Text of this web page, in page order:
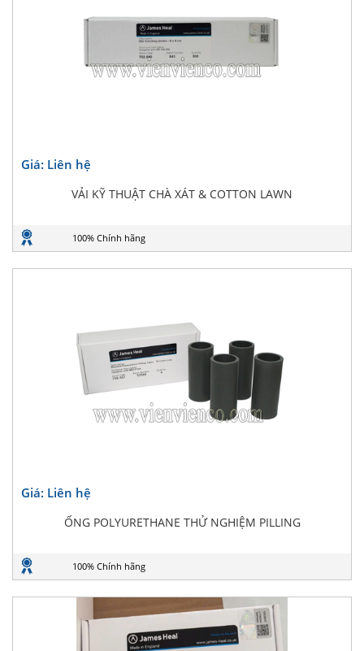
Giá: Liên hệ
VẢI KỸ THUẬT CHÀ XÁT & COTTON LAWN
100% Chính hãng
Giá: Liên hệ
ỐNG POLYURETHANE THỬ NGHIỆM PILLING
100% Chính hãng